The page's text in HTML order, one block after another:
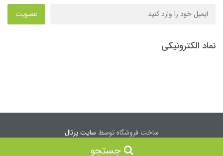
جستجو
عضویت
نماد الکترونیکی
ساخت فروشگاه توسط سایت پرتال